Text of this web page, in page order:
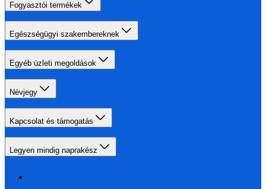
Fogyasztói termékek
Egészségügyi szakembereknek
Egyéb üzleti megoldások
Névjegy
Kapcsolat és támogatás
Legyen mindig naprakész